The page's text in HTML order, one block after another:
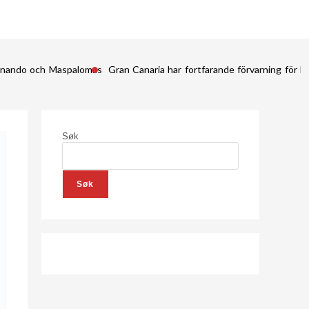
och Maspalomas Gran Canaria har fortfarande förvarning för
Søk
Søk